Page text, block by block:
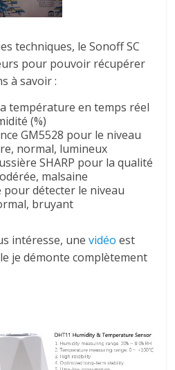
techniques, leSonoffSC
pour pouvoir récupérer
à savoir :
température en temps réel
(%)
GM5528 pour le niveau
normal, lumineux
SHARP pour la qualité
malsaine
détecter le niveau
bruyant
intéresse, unevidéo est
je démonte complètement